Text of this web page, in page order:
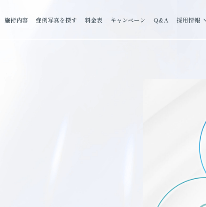
施術内容 症例写真を探す 料金表 キャンペーン Q&A 採用情報